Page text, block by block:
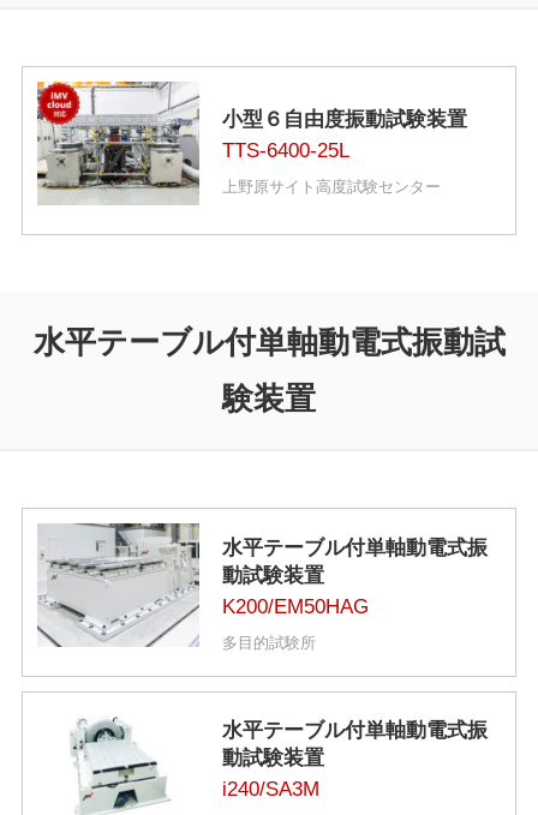
小型６自由度振動試験装置
TTS-6400-25L
上野原サイト高度試験センター
水平テーブル付単軸動電式振動試
験装置
水平テーブル付単軸動電式振
動試験装置
K200/EM50HAG
多目的試験所
水平テーブル付単軸動電式振
動試験装置
i240/SA3M